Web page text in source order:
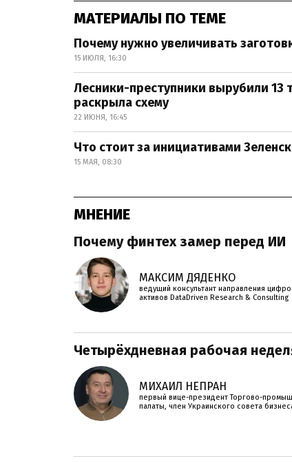
МАТЕРИАЛЫ ПО ТЕМЕ
Почему нужно увеличивать
15 ИЮЛЯ, 16:30
Лесники-преступники вырубили 13
раскрыла схему
22 ИЮНЯ, 16:45
Что стоит за инициативами
15 МАЯ, 08:30
МНЕНИЕ
Почему финтех замер перед ИИ
МАКСИМ ДЯДЕНКО
ведущий консультант направления
активов DataDriven Research & Consulting
Четырёхдневная рабочая
МИХАИЛ НЕПРАН
первый вице-президент Торгово-
палаты, член Украинского совета